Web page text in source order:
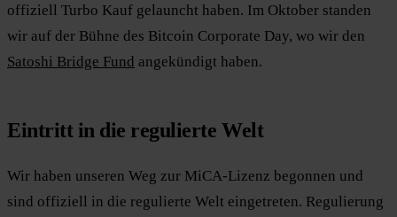
offiziell Turbo Kauf gelauncht haben. Im Oktober standen
wir auf der Bühne des Bitcoin Corporate Day, wo wir den
Satoshi Bridge Fund angekündigt haben.
Eintritt in die regulierte Welt
Wir haben unseren Weg zur MiCA-Lizenz begonnen und
sind offiziell in die regulierte Welt eingetreten. Regulierung